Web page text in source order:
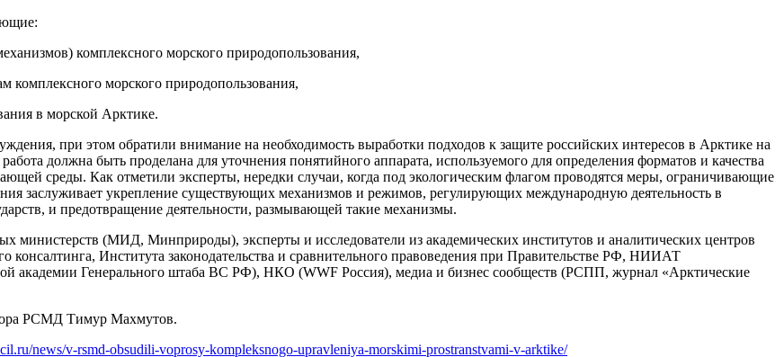
комплексного морского природопользования,
морского природопользования,
в морской Арктике.
при этом обратили внимание на необходимость выработки подходов к защите российских интересов в Арктике на
должна быть проделана для уточнения понятийного аппарата, используемого для определения форматов и качества
среды. Как отметили эксперты, нередки случаи, когда под экологическим флагом проводятся меры, ограничивающие
заслуживает укрепление существующих механизмов и режимов, регулирующих международную деятельность в
и предотвращение деятельности, размывающей такие механизмы.
министерств (МИД, Минприроды), эксперты и исследователи из академических институтов и аналитических центров
Института законодательства и сравнительного правоведения при Правительстве РФ, НИИАТ
Генерального штаба ВС РФ), НКО (WWF Россия), медиа и бизнес сообществ (РСПП, журнал «Арктические
РСМД Тимур Махмутов.
news/v-rsmd-obsudili-voprosy-kompleksnogo-upravleniya-morskimi-prostranstvami-v-arktike/